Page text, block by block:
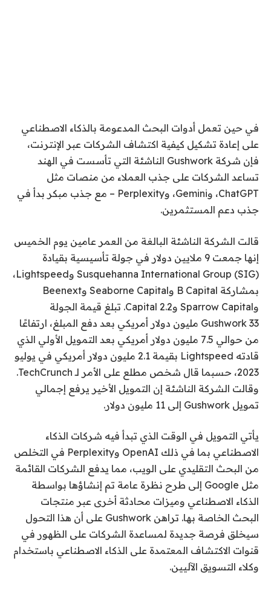
في حين تعمل أدوات البحث المدعومة بالذكاء الاصطناعي
على إعادة تشكيل كيفية اكتشاف الشركات عبر الإنترنت،
فإن شركة Gushwork الناشئة التي تأسست في الهند
تساعد الشركات على جذب العملاء من منصات مثل
ChatGPT، وGemini، وPerplexity – مع جذب مبكر بدأ في
جذب دعم المستثمرين.
قالت الشركة الناشئة البالغة من العمر عامين يوم الخميس
إنها جمعت 9 ملايين دولار في جولة تأسيسية بقيادة
Susquehanna International Group (SIG) وLightspeed،
بمشاركة B Capital وSeaborne Capital وBeenext
وSparrow Capital و2.2 Capital. تبلغ قيمة الجولة
Gushwork 33 مليون دولار أمريكي بعد دفع المبلغ، ارتفاعًا
من حوالي 7.5 مليون دولار أمريكي بعد التمويل الأولي الذي
قادته Lightspeed بقيمة 2.1 مليون دولار أمريكي في يوليو
2023، حسبما قال شخص مطلع على الأمر لـ TechCrunch.
وقالت الشركة الناشئة إن التمويل الأخير يرفع إجمالي
تمويل Gushwork إلى 11 مليون دولار.
يأتي التمويل في الوقت الذي تبدأ فيه شركات الذكاء
الاصطناعي بما في ذلك OpenAI وPerplexity في التخلص
من البحث التقليدي على الويب، مما يدفع الشركات القائمة
مثل Google إلى طرح نظرة عامة تم إنشاؤها بواسطة
الذكاء الاصطناعي وميزات محادثة أخرى عبر منتجات
البحث الخاصة بها. تراهن Gushwork على أن هذا التحول
سيخلق فرصة جديدة لمساعدة الشركات على الظهور في
قنوات الاكتشاف المعتمدة على الذكاء الاصطناعي باستخدام
وكلاء التسويق الآليين.